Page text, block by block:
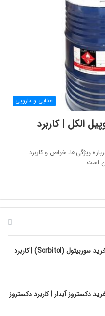
غذایی و دارویی
الکل | کاربرد
ویژگی‌ها، خواص و کاربرد
آن است.…
قیمت فروش و خرید سوربیتول (Sorbitol) | کاربرد
دکستروز آبدار | کاربرد دکستروز